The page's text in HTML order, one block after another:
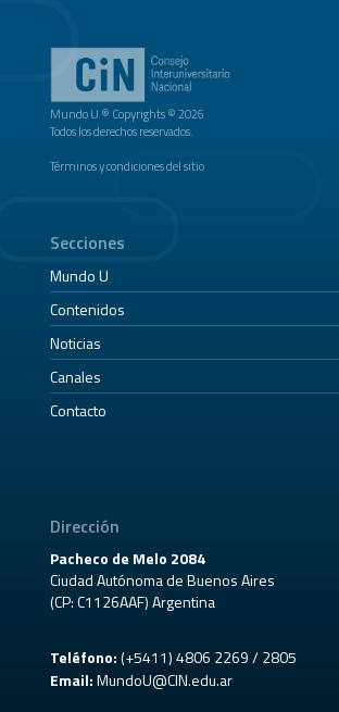
Mundo U ® Copyrights © 2026
Todos los derechos reservados.
Términos y condiciones del sitio
Secciones
Mundo U
Contenidos
Noticias
Canales
Contacto
Dirección
Pacheco de Melo 2084
Ciudad Autónoma de Buenos Aires
(CP: C1126AAF) Argentina
Teléfono:(+5411) 4806 2269 / 2805
Email: MundoU@CIN.edu.ar